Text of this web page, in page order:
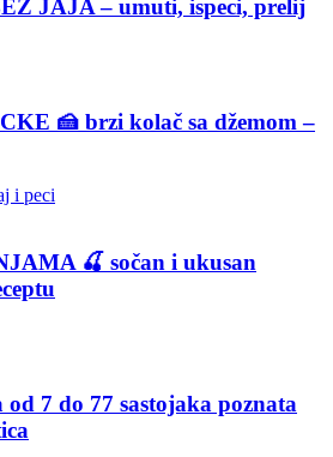
JAJA – umuti, ispeci, prelij
🍰 brzi kolač sa džemom –
🍒 sočan i ukusan
od 7 do 77 sastojaka poznata